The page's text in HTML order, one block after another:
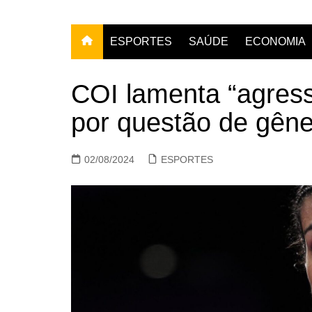
ESPORTES SAÚDE ECONOMIA
COI lamenta
por questão de
02/08/2024 ESPORTES